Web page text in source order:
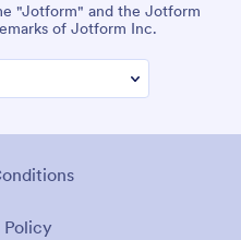
"Jotform" and the Jotform
of Jotform Inc.
Policy